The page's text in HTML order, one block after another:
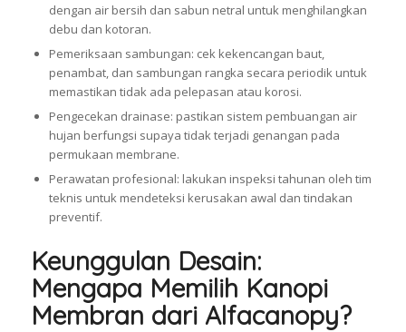
dengan air bersih dan sabun netral untuk menghilangkan
debu dan kotoran.
Pemeriksaan sambungan: cek kekencangan baut,
penambat, dan sambungan rangka secara periodik untuk
memastikan tidak ada pelepasan atau korosi.
Pengecekan drainase: pastikan sistem pembuangan air
hujan berfungsi supaya tidak terjadi genangan pada
permukaan membrane.
Perawatan profesional: lakukan inspeksi tahunan oleh tim
teknis untuk mendeteksi kerusakan awal dan tindakan
preventif.
Keunggulan Desain:
Mengapa Memilih Kanopi
Membran dari Alfacanopy?